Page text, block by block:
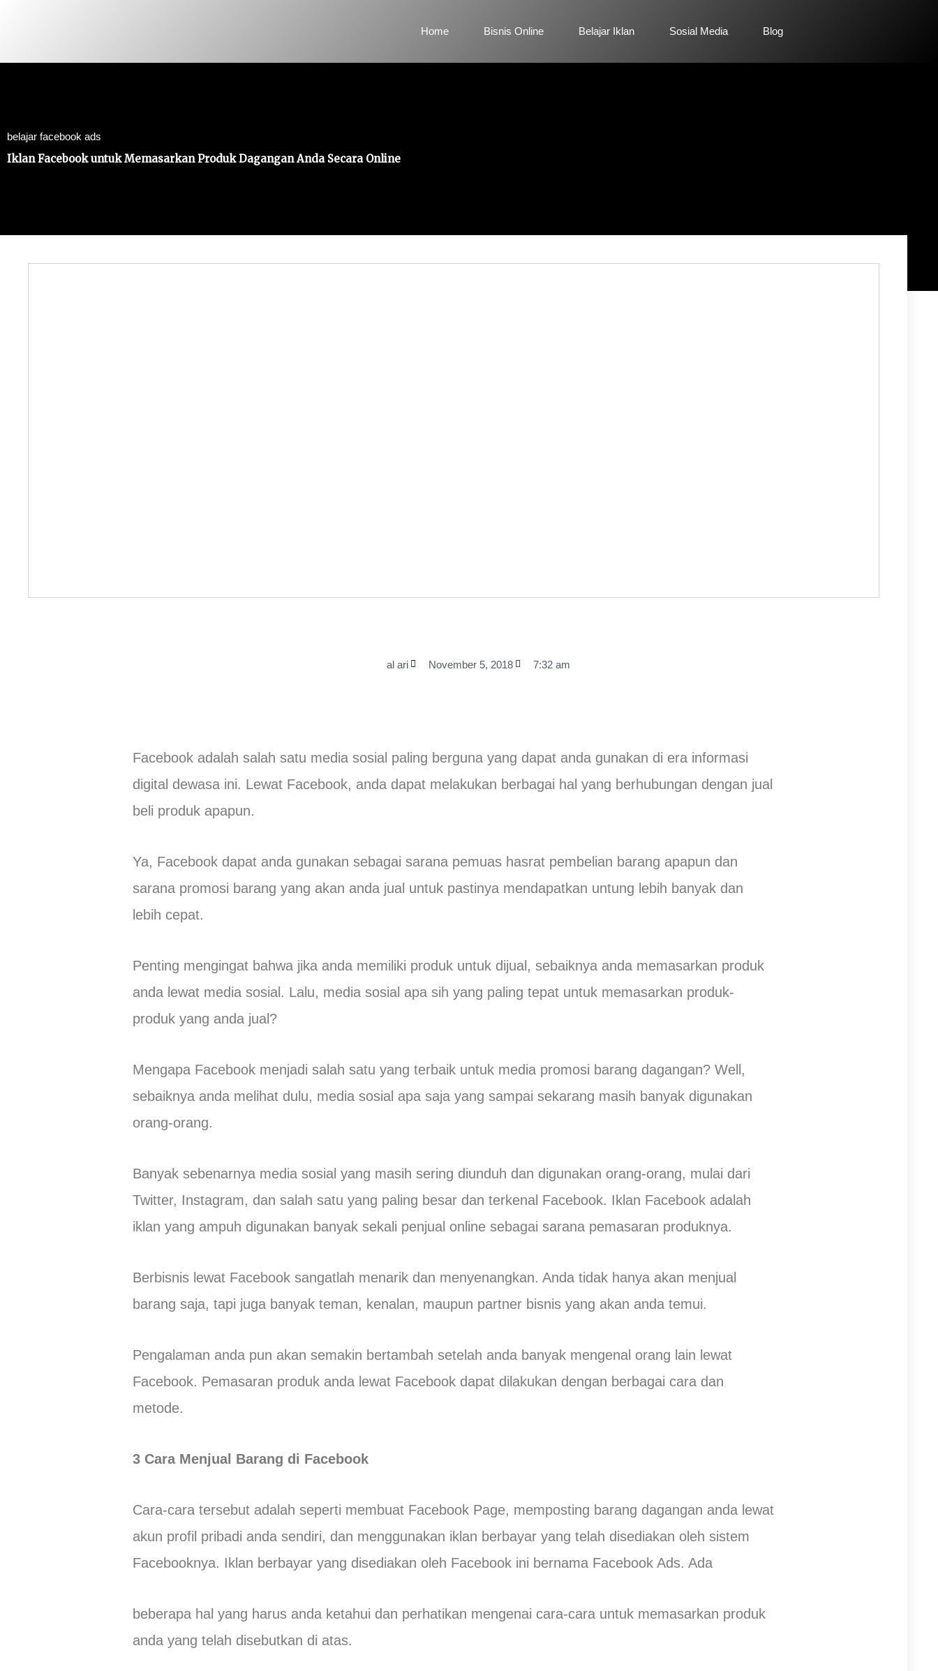
Home Bisnis Online Belajar Iklan Sosial Media Blog
belajar facebook ads
Iklan Facebook untuk Memasarkan Produk Dagangan Anda Secara Online
al ari November 5, 2018 7:32 am
Facebook adalah salah satu media sosial paling berguna yang dapat anda gunakan di era informasi
digital dewasa ini. Lewat Facebook, anda dapat melakukan berbagai hal yang berhubungan dengan jual
beli produk apapun.
Ya, Facebook dapat anda gunakan sebagai sarana pemuas hasrat pembelian barang apapun dan
sarana promosi barang yang akan anda jual untuk pastinya mendapatkan untung lebih banyak dan
lebih cepat.
Penting mengingat bahwa jika anda memiliki produk untuk dijual, sebaiknya anda memasarkan produk
anda lewat media sosial. Lalu, media sosial apa sih yang paling tepat untuk memasarkan produk-
produk yang anda jual?
Mengapa Facebook menjadi salah satu yang terbaik untuk media promosi barang dagangan? Well,
sebaiknya anda melihat dulu, media sosial apa saja yang sampai sekarang masih banyak digunakan
orang-orang.
Banyak sebenarnya media sosial yang masih sering diunduh dan digunakan orang-orang, mulai dari
Twitter, Instagram, dan salah satu yang paling besar dan terkenal Facebook. Iklan Facebook adalah
iklan yang ampuh digunakan banyak sekali penjual online sebagai sarana pemasaran produknya.
Berbisnis lewat Facebook sangatlah menarik dan menyenangkan. Anda tidak hanya akan menjual
barang saja, tapi juga banyak teman, kenalan, maupun partner bisnis yang akan anda temui.
Pengalaman anda pun akan semakin bertambah setelah anda banyak mengenal orang lain lewat
Facebook. Pemasaran produk anda lewat Facebook dapat dilakukan dengan berbagai cara dan
metode.
3 Cara Menjual Barang di Facebook
Cara-cara tersebut adalah seperti membuat Facebook Page, memposting barang dagangan anda lewat
akun profil pribadi anda sendiri, dan menggunakan iklan berbayar yang telah disediakan oleh sistem
Facebooknya. Iklan berbayar yang disediakan oleh Facebook ini bernama Facebook Ads. Ada
beberapa hal yang harus anda ketahui dan perhatikan mengenai cara-cara untuk memasarkan produk
anda yang telah disebutkan di atas.